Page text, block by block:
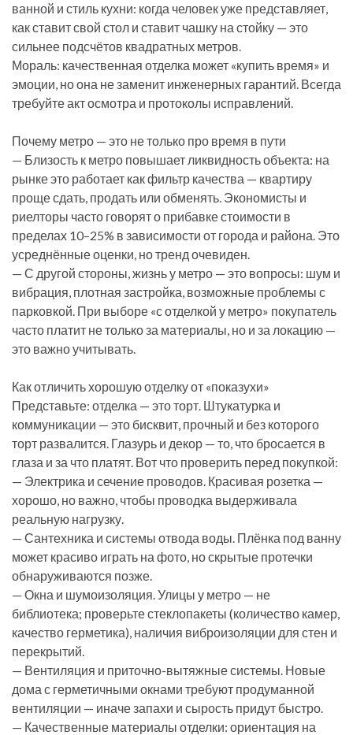
ванной и стиль кухни: когда человек уже представляет,
как ставит свой стол и ставит чашку на стойку — это
сильнее подсчётов квадратных метров.
Мораль: качественная отделка может «купить время» и
эмоции, но она не заменит инженерных гарантий. Всегда
требуйте акт осмотра и протоколы исправлений.
Почему метро — это не только про время в пути
— Близость к метро повышает ликвидность объекта: на
рынке это работает как фильтр качества — квартиру
проще сдать, продать или обменять. Экономисты и
риелторы часто говорят о прибавке стоимости в
пределах 10–25% в зависимости от города и района. Это
усреднённые оценки, но тренд очевиден.
— С другой стороны, жизнь у метро — это вопросы: шум и
вибрация, плотная застройка, возможные проблемы с
парковкой. При выборе «с отделкой у метро» покупатель
часто платит не только за материалы, но и за локацию —
это важно учитывать.
Как отличить хорошую отделку от «показухи»
Представьте: отделка — это торт. Штукатурка и
коммуникации — это бисквит, прочный и без которого
торт развалится. Глазурь и декор — то, что бросается в
глаза и за что платят. Вот что проверить перед покупкой:
— Электрика и сечение проводов. Красивая розетка —
хорошо, но важно, чтобы проводка выдерживала
реальную нагрузку.
— Сантехника и системы отвода воды. Плёнка под ванну
может красиво играть на фото, но скрытые протечки
обнаруживаются позже.
— Окна и шумоизоляция. Улицы у метро — не
библиотека; проверьте стеклопакеты (количество камер,
качество герметика), наличия виброизоляции для стен и
перекрытий.
— Вентиляция и приточно-вытяжные системы. Новые
дома с герметичными окнами требуют продуманной
вентиляции — иначе запахи и сырость придут быстро.
— Качественные материалы отделки: ориентация на